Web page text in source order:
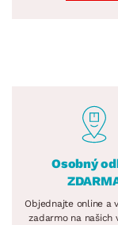
Osobný
Objednajte online a
zadarmo na našich